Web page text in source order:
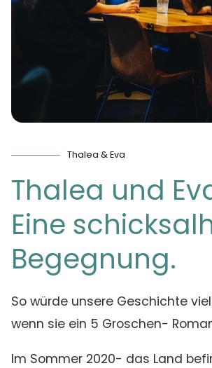
Thalea & Eva
Thalea und
Eine
Begegnung.
So würde unsere Geschichte
wenn sie ein 5 Groschen-
Im Sommer 2020- das Land